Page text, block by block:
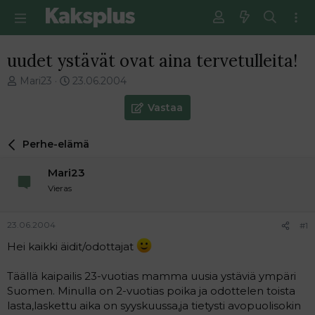
uudet ystävät ovat aina tervetulleita!
V
e
t
n
a
l
i
t
t
Mari23
E
m
i
e
t
i
23.06.2004
Vastaa
Perhe-elämä
Mari23
Vieras
23.06.2004 #1
Hei kaikki äidit/odottajat
Täällä kaipailis 23-vuotias mamma uusia ystäviä ympäri
Suomen. Minulla on 2-vuotias poika ja odottelen toista
lasta,laskettu aika on syyskuussa,ja tietysti avopuolisokin